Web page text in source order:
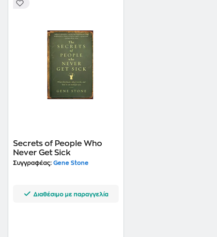
Secrets of People Who
Never Get Sick
Συγγραφέας: Gene Stone
Διαθέσιμο με παραγγελία